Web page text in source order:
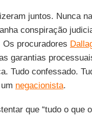
juntos. Nunca
conspiração
procuradores
garantias
Tudo confessado.
negacionista.
que “tudo o que